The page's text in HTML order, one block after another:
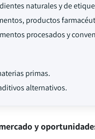
naturales y de
productos
procesados y
primas.
alternativos.
y